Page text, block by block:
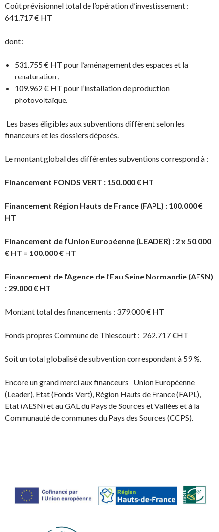
Coût prévisionnel total de l’opération d’investissement :
641.717 € HT
dont :
531.755 € HT pour l’aménagement des espaces et la
renaturation ;
109.962 € HT pour l’installation de production
photovoltaïque.
Les bases éligibles aux subventions diffèrent selon les
financeurs et les dossiers déposés.
Le montant global des différentes subventions correspond à :
Financement FONDS VERT : 150.000 € HT
Financement Région Hauts de France (FAPL) : 100.000 €
HT
Financement de l’Union Européenne (LEADER) : 2 x 50.000
€ HT = 100.000 € HT
Financement de l’Agence de l’Eau Seine Normandie (AESN)
: 29.000 € HT
Montant total des financements : 379.000 € HT
Fonds propres Commune de Thiescourt : 262.717 €HT
Soit un total globalisé de subvention correspondant à 59 %.
Encore un grand merci aux financeurs : Union Européenne
(Leader), Etat (Fonds Vert), Région Hauts de France (FAPL),
Etat (AESN) et au GAL du Pays de Sources et Vallées et à la
Communauté de communes du Pays des Sources (CCPS).